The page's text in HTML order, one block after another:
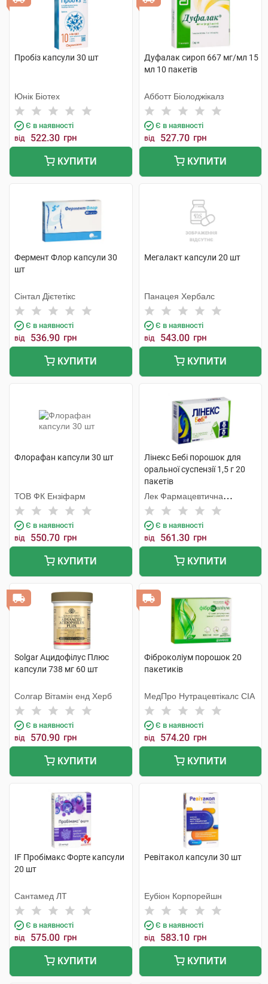
Пробіз капсули 30 шт
Юнік Біотех
Є в наявності
від 522.30 грн
КУПИТИ
Дуфалак сироп 667 мг/мл 15
мл 10 пакетів
Абботт Біолоджікалз
Є в наявності
від 527.70 грн
КУПИТИ
Фермент Флор капсули 30
шт
Сінтал Дієтетікс
Є в наявності
від 536.90 грн
КУПИТИ
Мегалакт капсули 20 шт
Панацея Хербалс
Є в наявності
від 543.00 грн
КУПИТИ
Флорафан капсули 30 шт
ТОВ ФК Ензіфарм
Є в наявності
від 550.70 грн
КУПИТИ
Лінекс Бебі порошок для
оральної суспензії 1,5 г 20
пакетів
Лек Фармацевтична
компанія
Є в наявності
від 561.30 грн
КУПИТИ
Solgar Ацидофілус Плюс
капсули 738 мг 60 шт
Солгар Вітамін енд Херб
Є в наявності
від 570.90 грн
КУПИТИ
Фіброколіум порошок 20
пакетиків
МедПро Нутрацевтікалс СІА
Є в наявності
від 574.20 грн
КУПИТИ
IF Пробімакс Форте капсули
20 шт
Сантамед ЛТ
Є в наявності
від 575.00 грн
КУПИТИ
Ревітакол капсули 30 шт
Еубіон Корпорейшн
Є в наявності
від 583.10 грн
КУПИТИ